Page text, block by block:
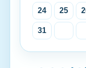
24 25
31